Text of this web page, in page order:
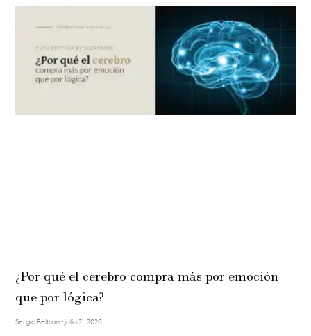
¿Por qué el cerebro compra más por emoción
que por lógica?
Sergio Beltran julio 21, 2026